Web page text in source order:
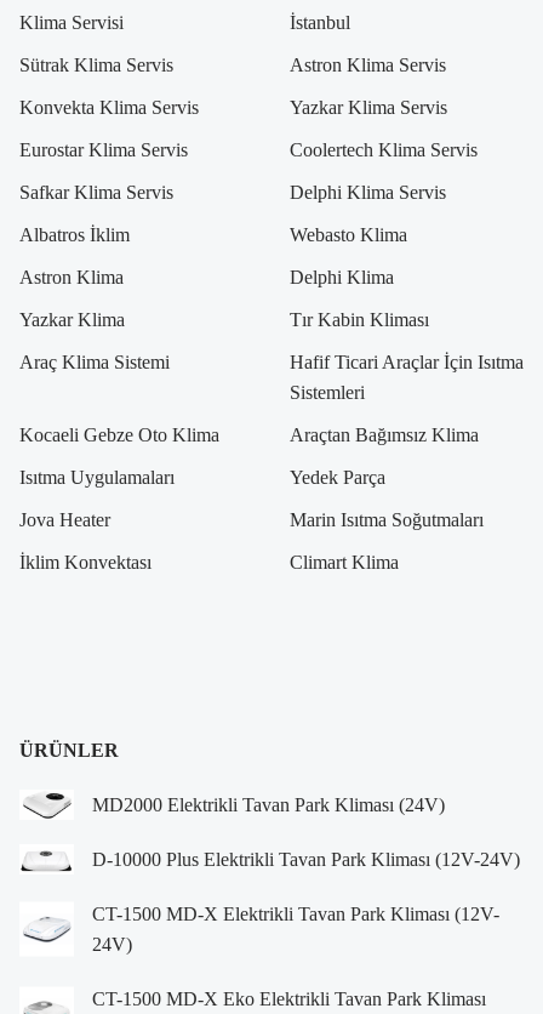
Klima Servisi
İstanbul
Sütrak Klima Servis Astron Klima Servis
Konvekta Klima Servis Yazkar Klima Servis
Eurostar Klima Servis Coolertech Klima Servis
Safkar Klima Servis Delphi Klima Servis
Albatros İklim Webasto Klima
Astron Klima Delphi Klima
Yazkar Klima Tır Kabin Kliması
Araç Klima Sistemi
Hafif Ticari Araçlar İçin Isıtma
Sistemleri
Kocaeli Gebze Oto Klima Araçtan Bağımsız Klima
Isıtma Uygulamaları Yedek Parça
Jova Heater Marin Isıtma Soğutmaları
İklim Konvektası Climart Klima
ÜRÜNLER
MD2000 Elektrikli Tavan Park Kliması (24V)
D-10000 Plus Elektrikli Tavan Park Kliması (12V-24V)
CT-1500 MD-X Elektrikli Tavan Park Kliması (12V-
24V)
CT-1500 MD-X Eko Elektrikli Tavan Park Kliması